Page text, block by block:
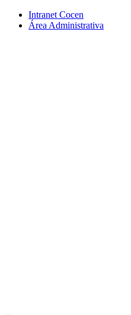
Conteúdo principal Menu principal
Intranet Cocen
Área Administrativa